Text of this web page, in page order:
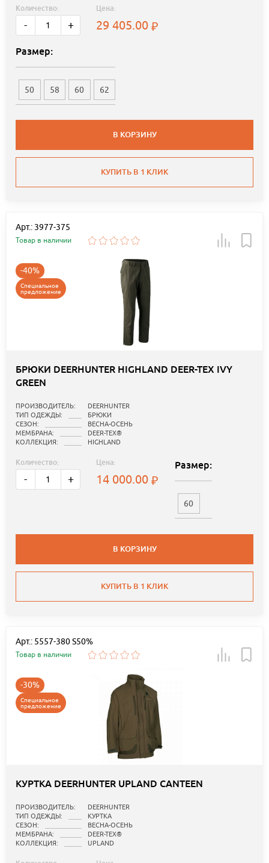
Количество:
- +
Цена:
29 405.00
Размер:
50 58 60 62
В КОРЗИНУ
КУПИТЬ В 1 КЛИК
Арт.: 3977-375
Товар в наличии
-40%
Специальное
предложение
БРЮКИ DEERHUNTER HIGHLAND DEER-TEX IVY
GREEN
ПРОИЗВОДИТЕЛЬ:
DEERHUNTER
ТИП ОДЕЖДЫ:
БРЮКИ
СЕЗОН:
ВЕСНА-ОСЕНЬ
МЕМБРАНА:
DEER-TEX®
КОЛЛЕКЦИЯ:
HIGHLAND
Количество:
- +
Цена:
14 000.00
Размер:
60
В КОРЗИНУ
КУПИТЬ В 1 КЛИК
Арт.: 5557-380 S50%
Товар в наличии
-30%
Специальное
предложение
КУРТКА DEERHUNTER UPLAND CANTEEN
ПРОИЗВОДИТЕЛЬ:
DEERHUNTER
ТИП ОДЕЖДЫ:
КУРТКА
СЕЗОН:
ВЕСНА-ОСЕНЬ
МЕМБРАНА:
DEER-TEX®
КОЛЛЕКЦИЯ:
UPLAND